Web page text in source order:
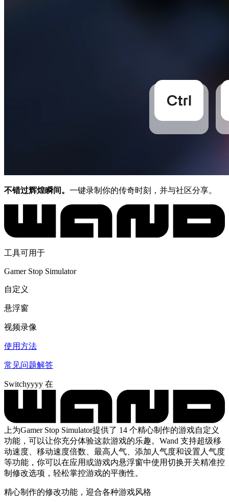
不错过辉煌瞬间。 一键录制你的传奇时刻，并与社区分享。
工具可用于
Gamer Stop Simulator
自定义
悬浮窗
视频录像
使用方法
常见问题解答
Switchyyyy 在
上为Gamer Stop Simulator提供了 14 个精心制作的游戏自定义
功能，可以让你充分体验这款游戏的乐趣。Wand 支持超级移
动速度、移动速度倍数、最高人气、添加人气度和设置人气度
等功能，你可以在应用或游戏内悬浮窗中使用切换开关精准控
制修改选项，轻松掌控游戏的平衡性。
精心制作的修改功能，迎合各种游戏风格